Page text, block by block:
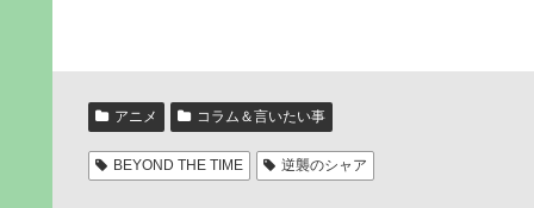
アニメ コラム＆言いたい事
BEYOND THE TIME 逆襲のシャア